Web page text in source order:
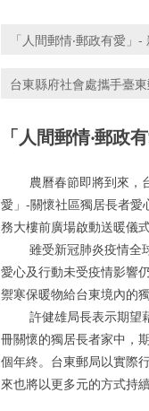
「人間郵情‧郵政有愛
台東縣府社會處攜手臺
「人間郵情‧郵政
農曆春節即將到來，台
愛」-關懷社區獨居長者愛
務大樓前廣場啟動送暖儀
雖受新冠肺炎疫情全球
愛心及行動未受疫情影響
禦寒保暖物給台東境內的
許健雄局長表示期望藉
冊關懷的獨居長者家中，
個年終。台東郵局以實際
來也將以更多元的方式持